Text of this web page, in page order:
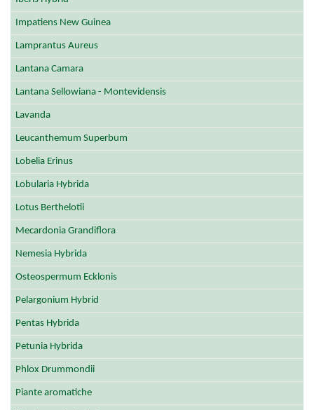
Impatiens New Guinea
Lamprantus Aureus
Lantana Camara
Lantana Sellowiana - Montevidensis
Lavanda
Leucanthemum Superbum
Lobelia Erinus
Lobularia Hybrida
Lotus Berthelotii
Mecardonia Grandiflora
Nemesia Hybrida
Osteospermum Ecklonis
Pelargonium Hybrid
Pentas Hybrida
Petunia Hybrida
Phlox Drummondii
Piante aromatiche